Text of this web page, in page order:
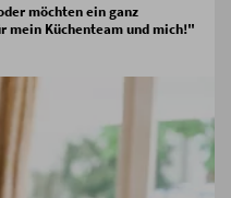
möchten ein ganz
mein Küchenteam und mich!"